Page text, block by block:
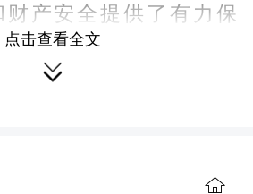
产安全提供了有力保
点击查看全文
